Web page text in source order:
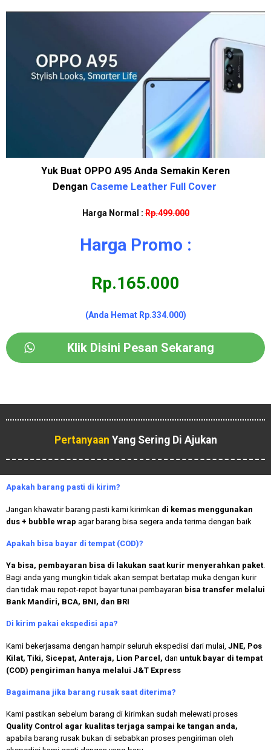
Yuk Buat OPPO A95 Anda Semakin Keren
Dengan Caseme Leather Full Cover
Harga Normal :Rp.499.000
Harga Promo :
Rp.165.000
(Anda Hemat Rp.334.000)
Klik Disini Pesan Sekarang
Pertanyaan Yang Sering Di Ajukan
Apakah barang pasti di kirim?
Jangan khawatir barang pasti kami kirimkan di kemas menggunakan
dus + bubble wrap agar barang bisa segera anda terima dengan baik
Apakah bisa bayar di tempat (COD)?
Ya bisa, pembayaran bisa di lakukan saat kurir menyerahkan paket.
Bagi anda yang mungkin tidak akan sempat bertatap muka dengan kurir
dan tidak mau repot-repot bayar tunai pembayaran bisa transfer melalui
Bank Mandiri, BCA, BNI, dan BRI
Di kirim pakai ekspedisi apa?
Kami bekerjasama dengan hampir seluruh ekspedisi dari mulai, JNE, Pos
Kilat, Tiki, Sicepat, Anteraja, Lion Parcel, dan untuk bayar di tempat
(COD) pengiriman hanya melalui J&T Express
Bagaimana jika barang rusak saat diterima?
Kami pastikan sebelum barang di kirimkan sudah melewati proses
Quality Control agar kualitas terjaga sampai ke tangan anda,
apabila barang rusak bukan di sebabkan proses pengiriman oleh